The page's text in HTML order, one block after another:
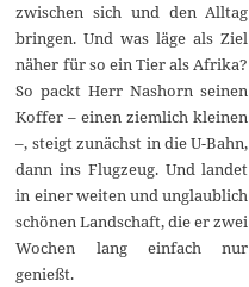
zwischen sich und den Alltag
bringen. Und was läge als Ziel
näher für so ein Tier als Afrika?
So packt Herr Nashorn seinen
Koffer – einen ziemlich kleinen
–, steigt zunächst in die U-Bahn,
dann ins Flugzeug. Und landet
in einer weiten und unglaublich
schönen Landschaft, die er zwei
Wochen lang einfach nur
genießt.